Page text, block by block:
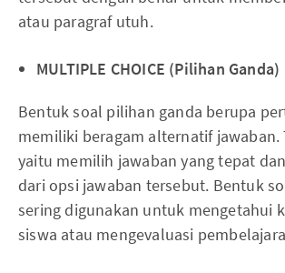
atau paragraf utuh.
MULTIPLE CHOICE (Pilihan Ganda)
Bentuk soal pilihan ganda berupa
memiliki beragam alternatif jawaban.
yaitu memilih jawaban yang tepat
dari opsi jawaban tersebut. Bentuk
sering digunakan untuk mengetahui
siswa atau mengevaluasi